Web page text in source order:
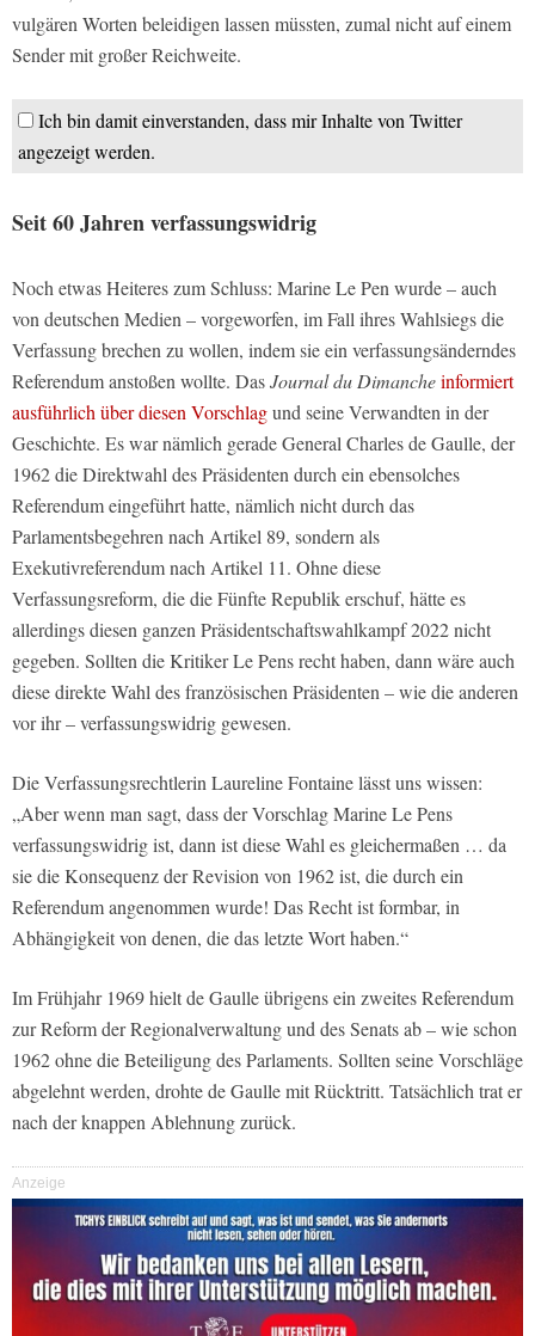
vulgären Worten beleidigen lassen müssten, zumal nicht auf einem
Sender mit großer Reichweite.
Ich bin damit einverstanden, dass mir Inhalte von Twitter
angezeigt werden.
Seit 60 Jahren verfassungswidrig
Noch etwas Heiteres zum Schluss: Marine Le Pen wurde – auch
von deutschen Medien – vorgeworfen, im Fall ihres Wahlsiegs die
Verfassung brechen zu wollen, indem sie ein verfassungsänderndes
Referendum anstoßen wollte. DasJournal du Dimancheinformiert
ausführlich über diesen Vorschlagund seine Verwandten in der
Geschichte. Es war nämlich gerade General Charles de Gaulle, der
1962 die Direktwahl des Präsidenten durch ein ebensolches
Referendum eingeführt hatte, nämlich nicht durch das
Parlamentsbegehren nach Artikel 89, sondern als
Exekutivreferendum nach Artikel 11. Ohne diese
Verfassungsreform, die die Fünfte Republik erschuf, hätte es
allerdings diesen ganzen Präsidentschaftswahlkampf 2022 nicht
gegeben. Sollten die Kritiker Le Pens recht haben, dann wäre auch
diese direkte Wahl des französischen Präsidenten – wie die anderen
vor ihr – verfassungswidrig gewesen.
Die Verfassungsrechtlerin Laureline Fontaine lässt uns wissen:
„Aber wenn man sagt, dass der Vorschlag Marine Le Pens
verfassungswidrig ist, dann ist diese Wahl es gleichermaßen … da
sie die Konsequenz der Revision von 1962 ist, die durch ein
Referendum angenommen wurde! Das Recht ist formbar, in
Abhängigkeit von denen, die das letzte Wort haben.“
Im Frühjahr 1969 hielt de Gaulle übrigens ein zweites Referendum
zur Reform der Regionalverwaltung und des Senats ab – wie schon
1962 ohne die Beteiligung des Parlaments. Sollten seine Vorschläge
abgelehnt werden, drohte de Gaulle mit Rücktritt. Tatsächlich trat er
nach der knappen Ablehnung zurück.
Anzeige